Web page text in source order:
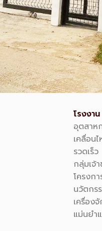
โรงงาน
อุตสาห
เคลื่อน
รวดเร็ว
กลุ่มเจ้
โครงก
นวัตกร
เครื่อง
แม่นยำ